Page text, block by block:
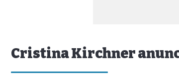
Cristina Kirchner